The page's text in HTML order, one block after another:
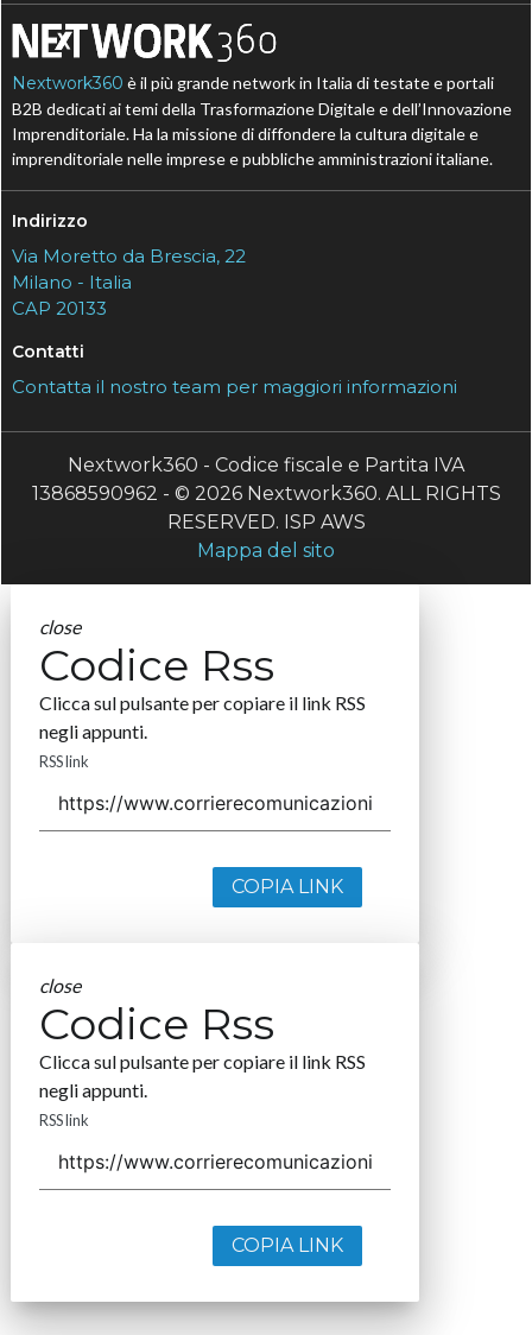
Nextwork360 è il più grande network in Italia di testate e portali
B2B dedicati ai temi della Trasformazione Digitale e dell’Innovazione
Imprenditoriale. Ha la missione di diffondere la cultura digitale e
imprenditoriale nelle imprese e pubbliche amministrazioni italiane.
Indirizzo
Via Moretto da Brescia, 22
Milano - Italia
CAP 20133
Contatti
Contatta il nostro team per maggiori informazioni
Nextwork360 - Codice fiscale e Partita IVA
13868590962 - © 2026 Nextwork360. ALL RIGHTS
RESERVED. ISP AWS
Mappa del sito
close
Codice Rss
Clicca sul pulsante per copiare il link RSS
negli appunti.
RSS link
COPIA LINK
close
Codice Rss
Clicca sul pulsante per copiare il link RSS
negli appunti.
RSS link
COPIA LINK